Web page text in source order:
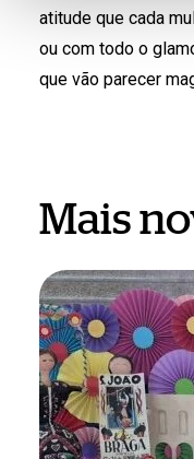
atitude que cada
ou com todo o
que vão parecer
Mais
São
João
em
Braga